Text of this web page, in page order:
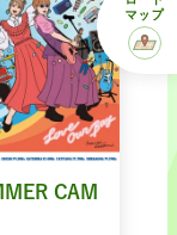
CAM
マップ